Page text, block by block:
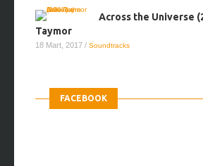
Across the Universe
Taymor
18 Mart, 2017 / Soundtracks
FACEBOOK